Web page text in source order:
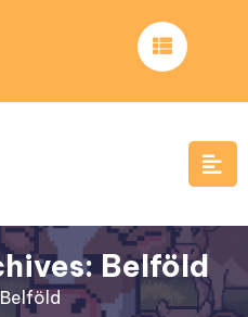
Belföld
Belföld